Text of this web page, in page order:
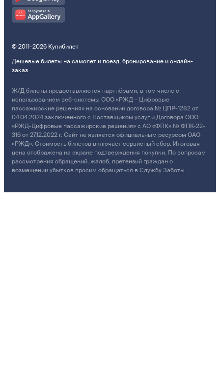
© 2011–2026 Купибилет
Дешевые билеты на самолет и поезд, бронирование и онлайн-
заказ
Ж/Д билеты предоставляются партнёрами, в том числе с
использованием веб-системы ООО «РЖД – Цифровые
пассажирские решения» на основании договора № ЦПР-1282 от
04.04.2024 заключенного с Поставщиком услуг и Договора ООО
«РЖД-Цифровые пассажирские решения» с АО «ФПК» № ФПК-22-
316 от 27.12.2022 г. Сайт не является официальным ресурсом ОАО
«РЖД». Стоимость билетов включает сервисный сбор. Итоговая
цена отображена на экране подтверждения покупки. По вопросам
рассмотрения обращений, жалоб, претензий граждан о
возмещении убытков просим обращаться в Службу Заботы.